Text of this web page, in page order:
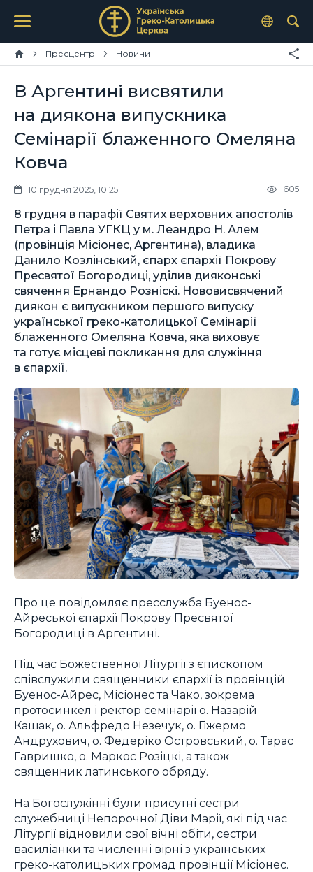
Пресцентр Новини
В Аргентині висвятили
на диякона випускника
Семінарії блаженного Омеляна
Ковча
10 грудня 2025, 10:25 605
8 грудня в парафії Святих верховних апостолів
Петра і Павла УГКЦ у м. Леандро Н. Алем
(провінція Місіонес, Аргентина), владика
Данило Козлінський, єпарх єпархії Покрову
Пресвятої Богородиці, уділив дияконські
свячення Ернандо Розніскі. Нововисвячений
диякон є випускником першого випуску
української греко-католицької Семінарії
блаженного Омеляна Ковча, яка виховує
та готує місцеві покликання для служіння
в єпархії.
Про це повідомляє пресслужба Буенос-
Айреської єпархії Покрову Пресвятої
Богородиці в Аргентині.
Під час Божественної Літургії з єпископом
співслужили священники єпархії із провінцій
Буенос-Айрес, Місіонес та Чако, зокрема
протосинкел і ректор семінарії о. Назарій
Кащак, о. Альфредо Незечук, о. Гіжермо
Андрухович, о. Федеріко Островський, о. Тарас
Гавришко, о. Маркос Розіцкі, а також
священник латинського обряду.
На Богослужінні були присутні сестри
служебниці Непорочної Діви Марії, які під час
Літургії відновили свої вічні обіти, сестри
василіанки та численні вірні з українських
греко-католицьких громад провінції Місіонес.